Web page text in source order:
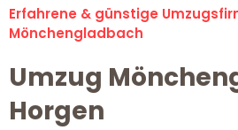
Erfahrene & günstige
Mönchengladbach
Umzug
Horgen